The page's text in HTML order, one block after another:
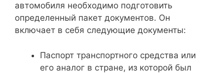
автомобиля необходимо подготовить
определенный пакет документов. Он
включает в себя следующие документы:
Паспорт транспортного средства или
его аналог в стране, из которой был